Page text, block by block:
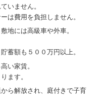
いません。
は費用を負担しません。
地には高級車や外車。
蓄額も５００万円以上。
い家賃。
ます。
ら解放され、庭付きで子育